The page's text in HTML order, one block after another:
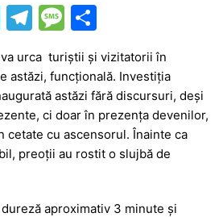
T
itt
er
T
e
gr
a
m
M
e
s
s
a
g
ar
ta
je
a
z
urca turiștii și vizitatorii în
astăzi, funcțională. Investiția
astăzi fără discursuri, deși
ci doar în prezența devenilor,
cetate cu ascensorul. Înainte ca
preoții au rostit o slujbă de
aproximativ 3 minute și